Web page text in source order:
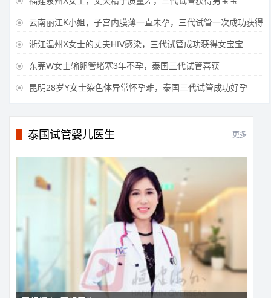
 云南丽江K小姐，子宫内膜薄一直未孕，三代试管一次成功获得
 浙江温州X女士的丈夫HIV感染，三代试管成功获得女宝宝
 东莞W女士输卵管堵塞3年不孕，泰国三代试管喜获
 昆明28岁Y女士染色体异常怀孕难，泰国三代试管成功好孕
泰国试管婴儿医生 更多